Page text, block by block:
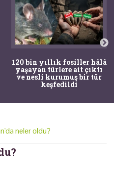
120 bin yıllık fosiller hâlâ
yaşayan türlere ait çıktı
ve nesli kurumuş bir tür
keşfedildi
neler oldu?